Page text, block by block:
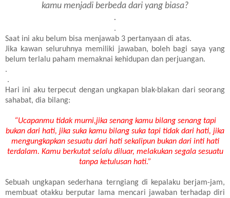
kamu menjadi berbeda dari yang biasa?
.
.
Saat ini aku belum bisa menjawab 3 pertanyaan di atas.
Jika kawan seluruhnya memiliki jawaban, boleh bagi saya yang
belum terlalu paham memaknai kehidupan dan perjuangan.
.
.
Hari ini aku terpecut dengan ungkapan blak-blakan dari seorang
sahabat, dia bilang:
“Ucapanmu tidak murni,jika senang kamu bilang senang tapi
bukan dari hati, jika suka kamu bilang suka tapi tidak dari hati, jika
mengungkapkan sesuatu dari hati sekalipun bukan dari inti hati
terdalam. Kamu berkutat selalu diluar, melakukan segala sesuatu
tanpa ketulusan hati.”
Sebuah ungkapan sederhana terngiang di kepalaku berjam-jam,
membuat otakku berputar lama mencari jawaban terhadap diri